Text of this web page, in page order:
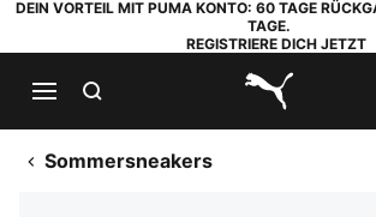
DEIN VORTEIL MIT PUMA KONTO: 60 TAGE
TAGE.
REGISTRIERE DICH JETZT
PUMA.com
Sommersneakers